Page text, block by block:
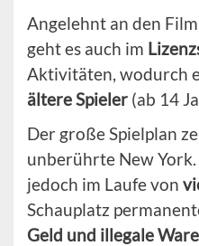
Angelehnt an den
geht es auch im
Aktivitäten, wodurch
ältere Spieler (ab 14
Der große Spielplan
unberührte New
jedoch im Laufe von
Schauplatz
Geld und illegale